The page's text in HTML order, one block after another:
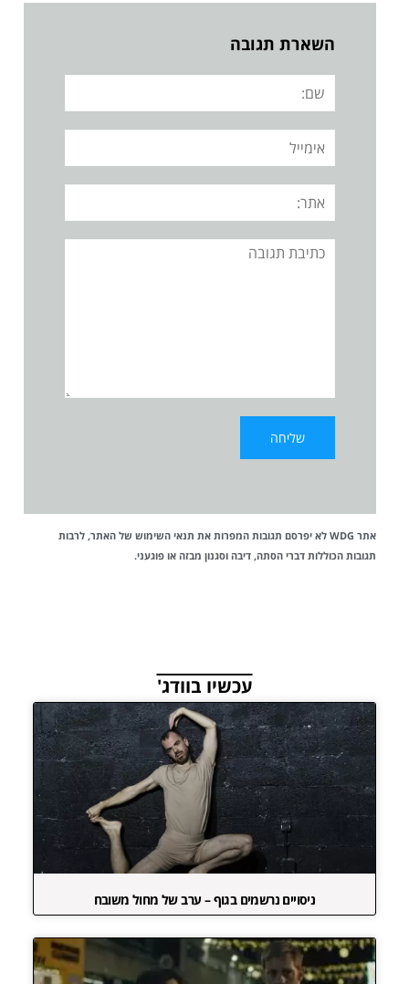
השארת תגובה
שם:
אימייל
אתר:
תגובה
אתר WDG לא יפרסם תגובות המפרות את תנאי השימוש של האתר, לרבות
תגובות הכוללות דברי הסתה, דיבה וסגנון מבזה או פוגעני.
עכשיו בוודג'
ניסויים נרשמים בגוף – ערב של מחול משובח